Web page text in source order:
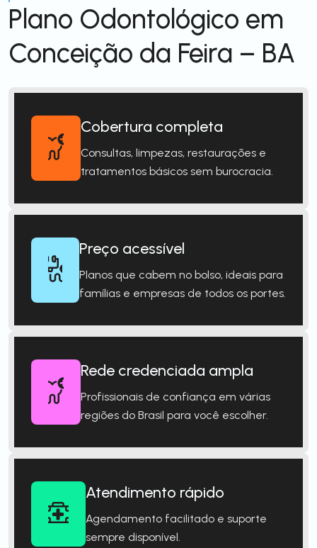
Plano Odontológico em
Conceição da Feira – BA
Cobertura completa
Consultas, limpezas, restaurações e
tratamentos básicos sem burocracia.
Preço acessível
Planos que cabem no bolso, ideais para
famílias e empresas de todos os portes.
Rede credenciada ampla
Profissionais de confiança em várias
regiões do Brasil para você escolher.
Atendimento rápido
Agendamento facilitado e suporte
sempre disponível.